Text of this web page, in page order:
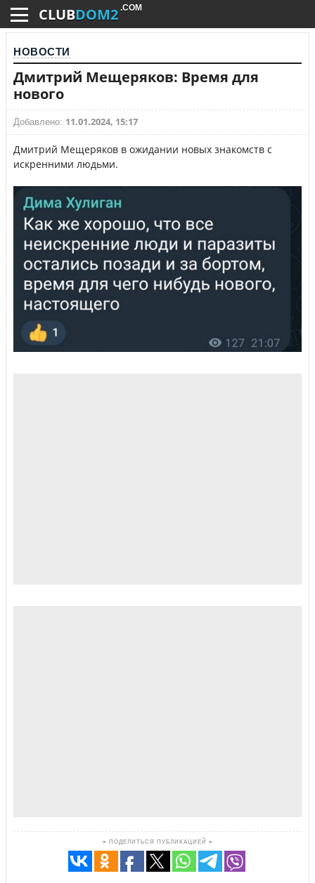
CLUBDOM2 .COM
НОВОСТИ
Дмитрий Мещеряков: Время для
нового
Добавлено: 11.01.2024, 15:17
Дмитрий Мещеряков в ожидании новых знакомств с
искренними людьми.
≡ ПОДЕЛИТЬСЯ ПУБЛИКАЦИЕЙ ≡